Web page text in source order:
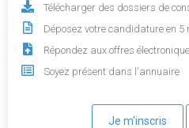
Télécharger des dossiers de
Déposez votre candidature en 5
Répondez aux offres
Soyez présent dans l'annuaire
Je m'inscris